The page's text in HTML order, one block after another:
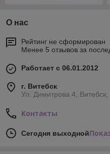
О нас
Рейтинг не сформирован
Менее 5 отзывов за
Работает с 06.01.2012
г. Витебск
Ул. Димитрова 4, Витебск,
Контакты
Сегодня выходной